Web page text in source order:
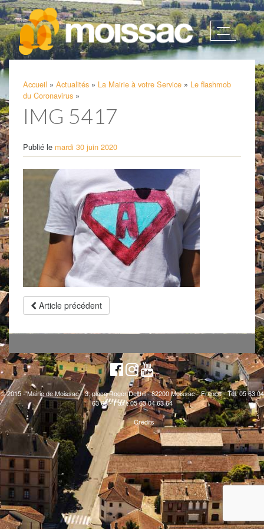
Afficher
la
Accueil » Actualités » La Mairie à votre Service » Le flashmob
du Coronavirus »
IMG 5417
Publié le mardi 30 juin 2020
Article précédent
© 2015 - Mairie de Moissac - 3, place Roger Delthil - 82200 Moissac - France - Tél. 05 63 04
63 63 - Fax : 05 63 04 63 64
Crédits